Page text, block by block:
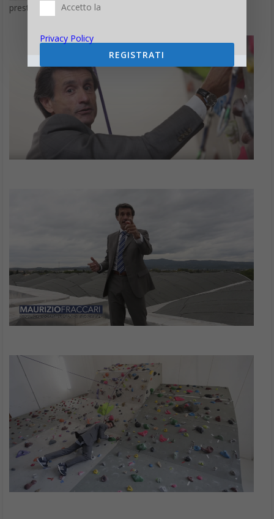
prestigiosa Fabbrica della Ferrari a Maranello.
Accetto la
Privacy Policy
REGISTRATI